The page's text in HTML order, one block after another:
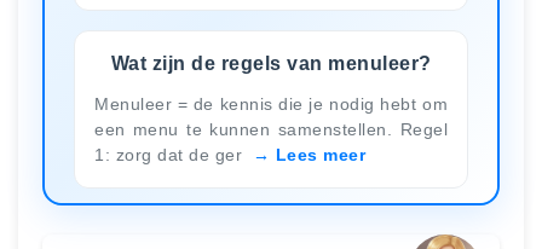
Wat zijn de regels van menuleer?
Menuleer = de kennis die je nodig hebt om
een menu te kunnen samenstellen. Regel
1: zorg dat de ger
Lees meer